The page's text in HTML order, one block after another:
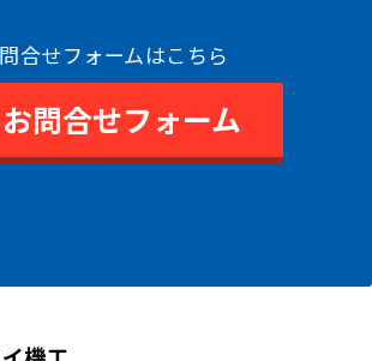
合せフォームはこちら
お問合せフォーム